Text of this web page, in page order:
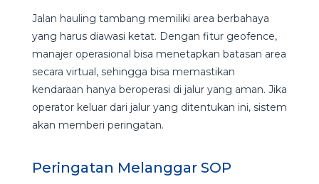
Jalan hauling tambang memiliki area berbahaya
yang harus diawasi ketat. Dengan fitur geofence,
manajer operasional bisa menetapkan batasan area
secara virtual, sehingga bisa memastikan
kendaraan hanya beroperasi di jalur yang aman. Jika
operator keluar dari jalur yang ditentukan ini, sistem
akan memberi peringatan.
Peringatan Melanggar SOP